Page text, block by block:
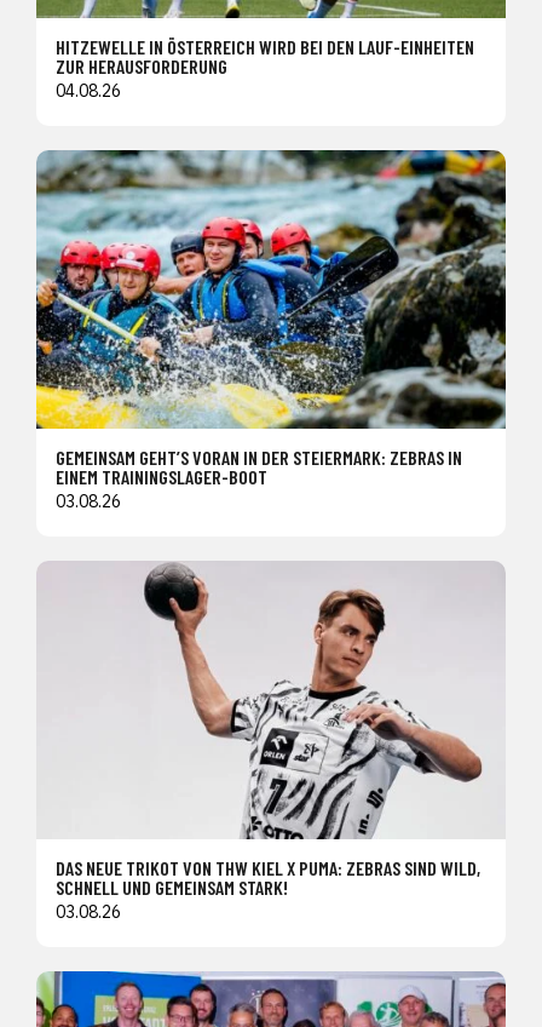
HITZEWELLE IN ÖSTERREICH WIRD BEI DEN LAUF-EINHEITEN
ZUR HERAUSFORDERUNG
04.08.26
GEMEINSAM GEHT’S VORAN IN DER STEIERMARK: ZEBRAS IN
EINEM TRAININGSLAGER-BOOT
03.08.26
DAS NEUE TRIKOT VON THW KIEL X PUMA: ZEBRAS SIND WILD,
SCHNELL UND GEMEINSAM STARK!
03.08.26